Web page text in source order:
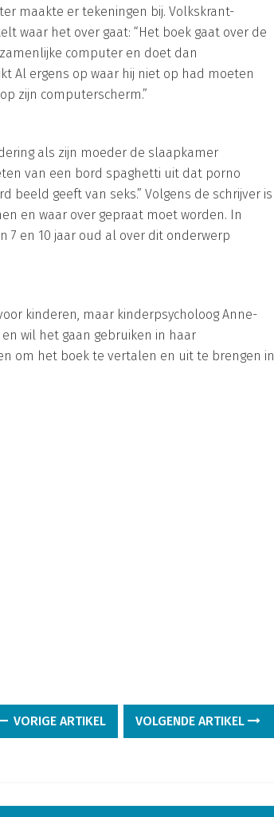
maakte er tekeningen bij. Volkskrant-
waar het over gaat: “Het boek gaat over de
computer en doet dan
Al ergens op waar hij niet op had moeten
zijn computerscherm.”
als zijn moeder de slaapkamer
van een bord spaghetti uit dat porno
beeld geeft van seks.” Volgens de schrijver is
en waar over gepraat moet worden. In
7 en 10 jaar oud al over dit onderwerp
kinderen, maar kinderpsycholoog Anne-
wil het gaan gebruiken in haar
om het boek te vertalen en uit te brengen in
VORIGE ARTIKEL VOLGENDE ARTIKEL